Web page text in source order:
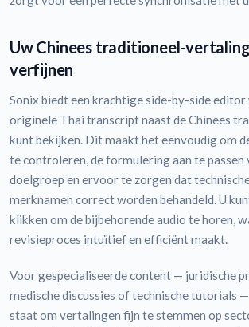
Uw Chinees traditioneel-
verfijnen
Sonix biedt een krachtige side-by-side editor
originele Thai transcript naast de Chinees
kunt bekijken. Dit maakt het eenvoudig om
te controleren, de formulering aan te passen
doelgroep en ervoor te zorgen dat
merknamen correct worden behandeld. U
klikken om de bijbehorende audio te horen,
revisieproces intuïtief en efficiënt maakt.
Voor gespecialiseerde content — juridische
medische discussies of technische tutorials
staat om vertalingen fijn te stemmen op